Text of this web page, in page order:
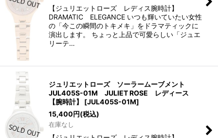
【ジュリエットローズ レディス腕時計】
DRAMATIC ELEGANCE いつも輝いていたい女性
の「今この瞬間のトキメキ」をドラマティックに
演出します。 ちょっと上品で可愛らしい「ジュエ
リーテ…
ジュリエットローズ ソーラームーブメント
JUL405S-01M JULIET ROSE レディース
【腕時計】
[JUL405S-01M]
15,400円(税込)
在庫なし